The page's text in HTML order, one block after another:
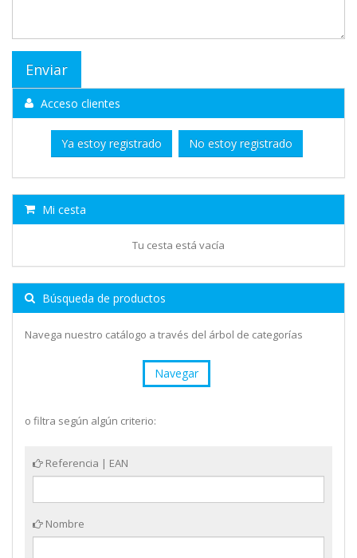
Acceso clientes
Ya estoy registrado No estoy registrado
Mi cesta
Tu cesta está vacía
Búsqueda de productos
Navega nuestro catálogo a través del árbol de categorías
Navegar
o filtra según algún criterio:
Referencia | EAN
Nombre